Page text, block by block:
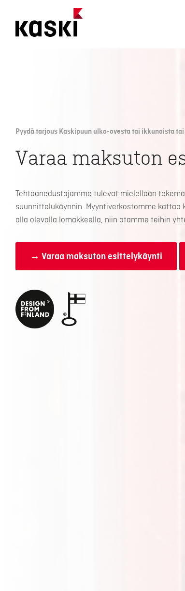
Pyydä tarjous Kaskipuun ulko-ovesta tai ikkunoista tai
Varaa maksuton
Tehtaanedustajamme tulevat mielellään
suunnittelukäynnin. Myyntiverkostomme kattaa
alla olevalla lomakkeella, niin otamme teihin
→ Varaa maksuton esittelykäynti